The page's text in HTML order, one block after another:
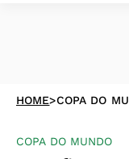
HOME>COPA DO
COPA DO MUNDO